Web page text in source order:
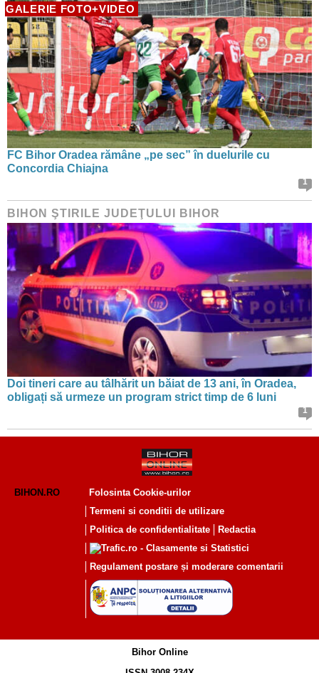
GALERIE FOTO+VIDEO
FC Bihor Oradea rămâne „pe sec” în duelurile cu
Concordia Chiajna
1
BIHON ŞTIRILE JUDEŢULUI BIHOR
Doi tineri care au tâlhărit un băiat de 13 ani, în Oradea,
obligați să urmeze un program strict timp de 6 luni
1
BIHON.RO
Folosinta Cookie-urilor
Termeni si conditii de utilizare
Politica de confidentialitate
Redactia
Regulament postare și moderare comentarii
Bihor Online